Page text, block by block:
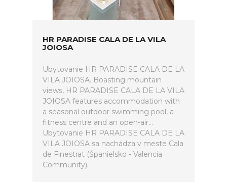
HR PARADISE CALA DE LA VILA
JOIOSA
Ubytovanie HR PARADISE CALA DE LA
VILA JOIOSA. Boasting mountain
views, HR PARADISE CALA DE LA VILA
JOIOSA features accommodation with
a seasonal outdoor swimming pool, a
fitness centre and an open-air...
Ubytovanie HR PARADISE CALA DE LA
VILA JOIOSA sa nachádza v meste Cala
de Finestrat (Španielsko - Valencia
Community).